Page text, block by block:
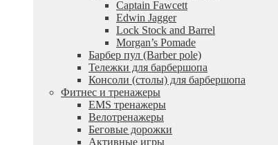
Captain Fawcett
Edwin Jagger
Lock Stock and Barrel
Morgan’s Pomade
Барбер пул (Barber pole)
Тележки для барбершопа
Консоли (столы) для барбершопа
Фитнес и тренажеры
EMS тренажеры
Велотренажеры
Беговые дорожки
Активные игры